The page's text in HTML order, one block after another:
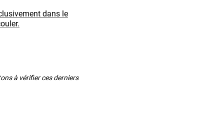
dans le
à vérifier ces derniers